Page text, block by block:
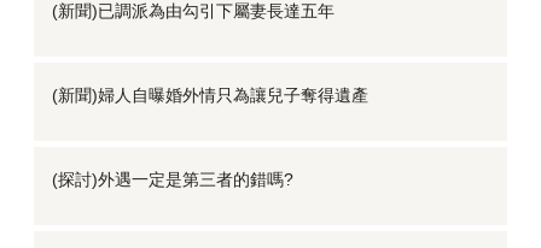
(新聞)已調派為由勾引下屬妻長達五年
(新聞)婦人自曝婚外情只為讓兒子奪得遺產
(探討)外遇一定是第三者的錯嗎?